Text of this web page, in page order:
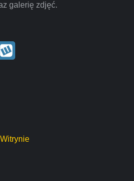
galerię zdjęć.